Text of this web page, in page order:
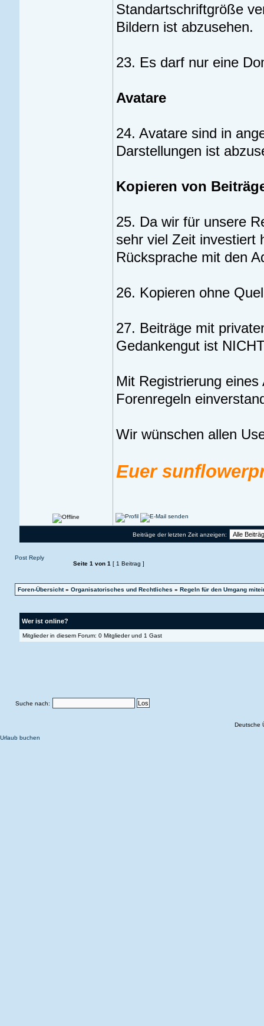
Standartschriftgröße
Bildern ist abzusehen.
23. Es darf nur eine
Avatare
24. Avatare sind in
Darstellungen ist
Kopieren von
25. Da wir für unsere
sehr viel Zeit investiert
Rücksprache mit den
26. Kopieren ohne
27. Beiträge mit
Gedankengut ist
Mit Registrierung
Forenregeln
Wir wünschen allen
Euer
Beiträge der letzten Zeit anzeigen:
Post Reply
Seite 1 von 1 [ 1 Beitrag ]
Foren-Übersicht» Organisatorisches und Rechtliches » Regeln für den Umgang
Wer ist online?
Mitglieder in diesem Forum: 0 Mitglieder und 1 Gast
Suche nach:
Deutsche
Urlaub buchen